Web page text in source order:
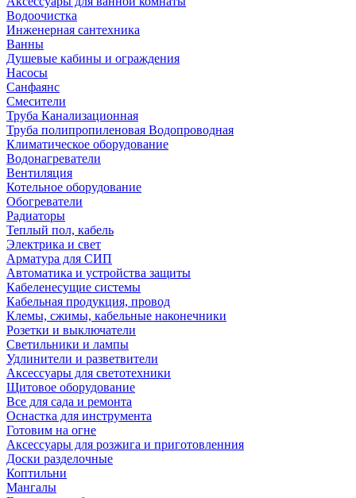
Водоочистка
Инженерная сантехника
Ванны
Душевые кабины и ограждения
Насосы
Санфаянс
Смесители
Труба Канализационная
Труба полипропиленовая Водопроводная
Климатическое оборудование
Водонагреватели
Вентиляция
Котельное оборудование
Обогреватели
Радиаторы
Теплый пол, кабель
Электрика и свет
Арматура для СИП
Автоматика и устройства защиты
Кабеленесущие системы
Кабельная продукция, провод
Клемы, сжимы, кабельные наконечники
Розетки и выключатели
Светильники и лампы
Удлинители и разветвители
Аксессуары для светотехники
Щитовое оборудование
Все для сада и ремонта
Оснастка для инструмента
Готовим на огне
Аксессуары для розжига и приготовленния
Доски разделочные
Коптильни
Мангалы